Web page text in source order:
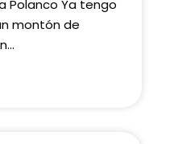
Polanco Ya tengo
montón de